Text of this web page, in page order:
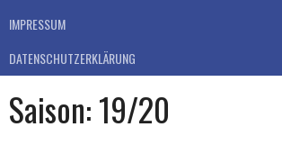
IMPRESSUM
DATENSCHUTZERKLÄRUNG
Saison:19/20